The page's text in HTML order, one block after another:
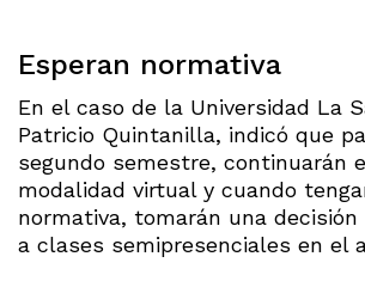
Esperan normativa
En el caso de la Universidad La
Patricio Quintanilla, indicó que
segundo semestre, continuarán
modalidad virtual y cuando
normativa, tomarán una
a clases semipresenciales en el